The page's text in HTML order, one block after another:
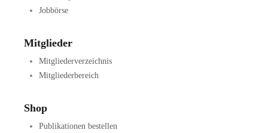
Jobbörse
Mitglieder
Mitgliederverzeichnis
Mitgliederbereich
Shop
Publikationen bestellen